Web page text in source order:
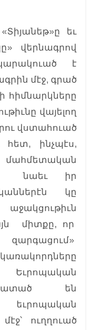
եւ
վերնագրով
է
մէջ, գրած
հիմնարկները
վայելող
վստահուած
հետ, ինչպէս,
նաեւ իր
կը
միտքը, որ
են
ուղղուած